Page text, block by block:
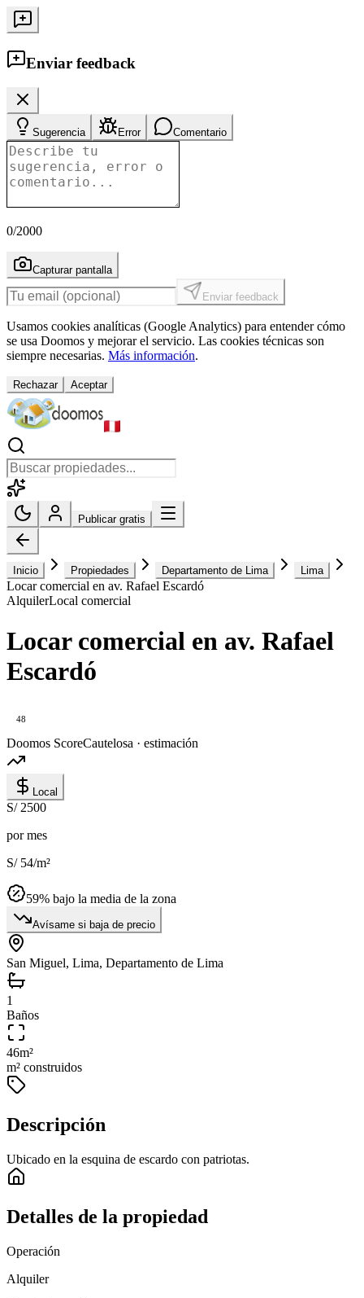
Enviar feedback
Sugerencia Error Comentario
0/2000
Capturar pantalla
Enviar feedback
Usamos cookies analíticas (Google Analytics) para entender cómo
se usa Doomos y mejorar el servicio. Las cookies técnicas son
siempre necesarias. Más información.
Rechazar Aceptar
Publicar gratis
Inicio Propiedades Departamento de Lima Lima
Locar comercial en av. Rafael Escardó
AlquilerLocal comercial
Locar comercial en av. Rafael
Escardó
48
Doomos ScoreCautelosa · estimación
Local
S/ 2500
por mes
S/ 54/m²
59% bajo la media de la zona
Avísame si baja de precio
San Miguel, Lima, Departamento de Lima
1
Baños
46m²
m² construidos
Descripción
Ubicado en la esquina de escardo con patriotas.
Detalles de la propiedad
Operación
Alquiler